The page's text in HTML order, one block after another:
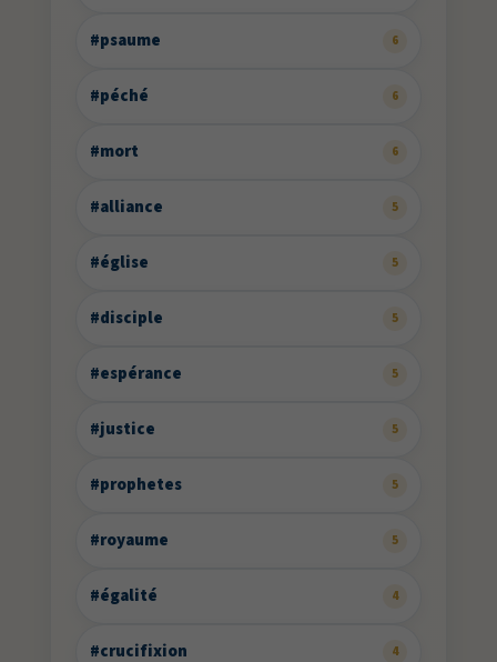
#psaume 6
#péché 6
#mort 6
#alliance 5
#église 5
#disciple 5
#espérance 5
#justice 5
#prophetes 5
#royaume 5
#égalité 4
#crucifixion 4